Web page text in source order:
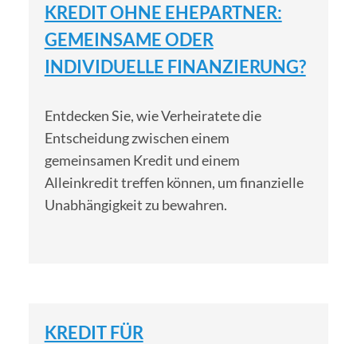
KREDIT OHNE EHEPARTNER:
GEMEINSAME ODER
INDIVIDUELLE FINANZIERUNG?
Entdecken Sie, wie Verheiratete die
Entscheidung zwischen einem
gemeinsamen Kredit und einem
Alleinkredit treffen können, um finanzielle
Unabhängigkeit zu bewahren.
KREDIT FÜR